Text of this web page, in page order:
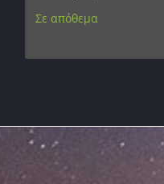
Σε απόθεμα